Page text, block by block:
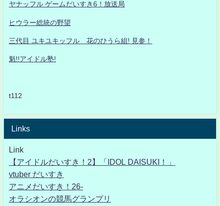
ヤナッフル ゲームだいすき6！放送局
ヒウラー総統の野望
三代目 ユキユキッフル 花のひうら組! 見参！
魁!!アイドル塾!
t112
Links
Link
【アイドルだいすき！2】「IDOL DAISUKI！」
vtuber だいすき
アニメだいすき！26-
オラシオンの競馬グランプリ